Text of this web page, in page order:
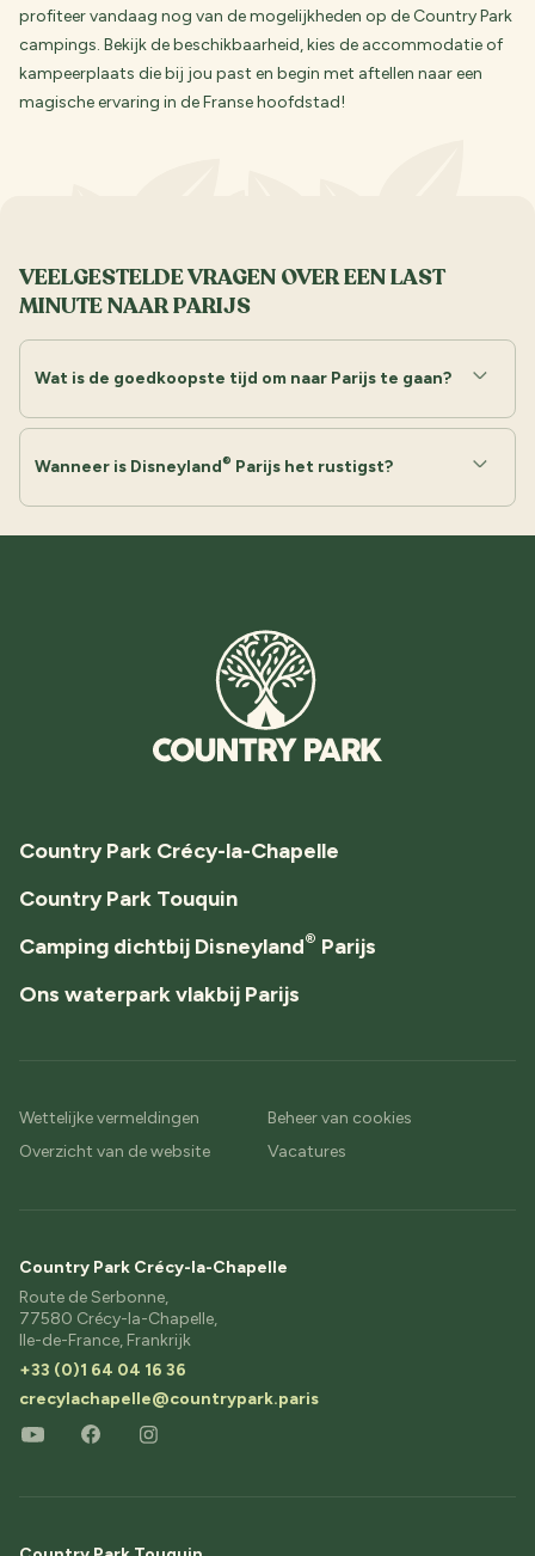
profiteer vandaag nog van de mogelijkheden op de Country Park
campings. Bekijk de beschikbaarheid, kies de accommodatie of
kampeerplaats die bij jou past en begin met aftellen naar een
magische ervaring in de Franse hoofdstad!
VEELGESTELDE VRAGEN OVER EEN LAST
MINUTE NAAR PARIJS
Wat is de goedkoopste tijd om naar Parijs te gaan?
Wanneer is Disneyland® Parijs het rustigst?
Country Park Crécy-la-Chapelle
Country Park Touquin
Camping dichtbij Disneyland® Parijs
Ons waterpark vlakbij Parijs
Wettelijke vermeldingen
Beheer van cookies
Overzicht van de website
Vacatures
Country Park Crécy-la-Chapelle
Route de Serbonne,
77580 Crécy-la-Chapelle,
Ile-de-France, Frankrijk
+33 (0)1 64 04 16 36
crecylachapelle@countrypark.paris